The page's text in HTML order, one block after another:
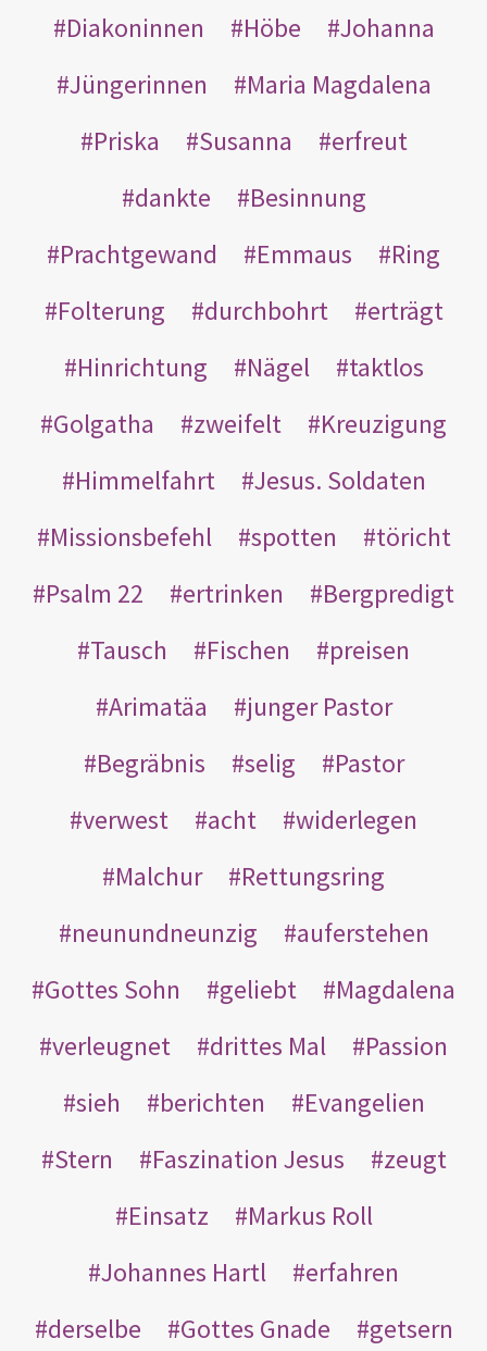
Diakoninnen
Höbe
Johanna
Jüngerinnen
Maria Magdalena
Priska
Susanna
erfreut
dankte
Besinnung
Prachtgewand
Emmaus
Ring
Folterung
durchbohrt
erträgt
Hinrichtung
Nägel
taktlos
Golgatha
zweifelt
Kreuzigung
Himmelfahrt
Jesus. Soldaten
Missionsbefehl
spotten
töricht
Psalm 22
ertrinken
Bergpredigt
Tausch
Fischen
preisen
Arimatäa
junger Pastor
Begräbnis
selig
Pastor
verwest
acht
widerlegen
Malchur
Rettungsring
neunundneunzig
auferstehen
Gottes Sohn
geliebt
Magdalena
verleugnet
drittes Mal
Passion
sieh
berichten
Evangelien
Stern
Faszination Jesus
zeugt
Einsatz
Markus Roll
Johannes Hartl
erfahren
derselbe
Gottes Gnade
getsern